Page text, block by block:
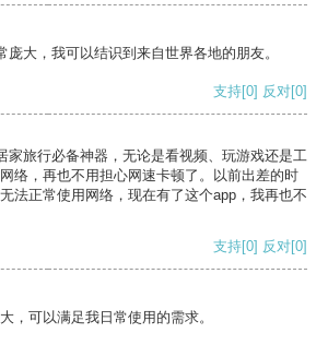
庞大，我可以结识到来自世界各地的朋友。
支持[0] 反对[0]
家旅行必备神器，无论是看视频、玩游戏还是工
络，再也不用担心网速卡顿了。以前出差的时
法正常使用网络，现在有了这个app，我再也不
支持[0] 反对[0]
，可以满足我日常使用的需求。